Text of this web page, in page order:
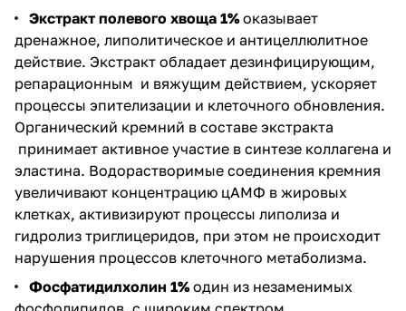
Экстракт полевого хвоща 1%оказывает
дренажное, липолитическое и антицеллюлитное
действие. Экстракт обладает дезинфицирующим,
репарационным и вяжущим действием, ускоряет
процессы эпителизации и клеточного обновления.
Органический кремний в составе экстракта
принимает активное участие в синтезе коллагена и
эластина. Водорастворимые соединения кремния
увеличивают концентрацию цАМФ в жировых
клетках, активизируют процессы липолиза и
гидролиз триглицеридов, при этом не происходит
нарушения процессов клеточного метаболизма.
Фосфатидилхолин 1%один из незаменимых